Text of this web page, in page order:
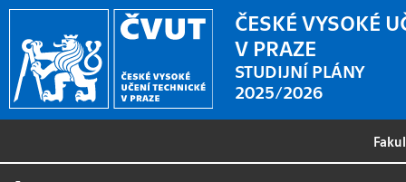
ČESKÉ VYSOKÉ
V PRAZE
STUDIJNÍ PLÁNY
2025/2026